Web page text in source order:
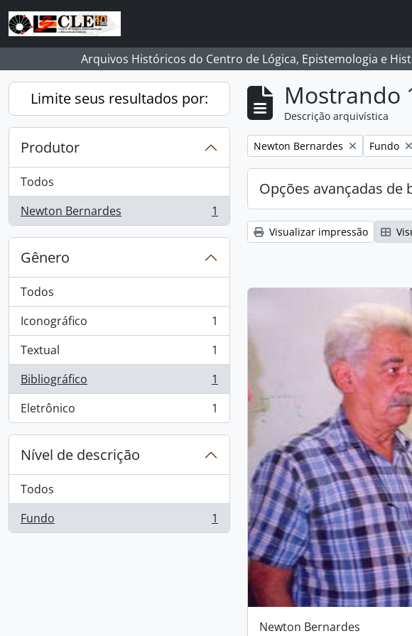
Skip to main content
Arquivos Históricos do Centro de Lógica, Epistemologia e
Limite seus resultados por:
Produtor
Todos
Newton Bernardes
, 1 resultados 1
Gênero
Todos
Iconográfico
, 1 resultados
1
Textual
, 1 resultados
1
Bibliográfico
, 1 resultados
1
Eletrônico
, 1 resultados 1
Nível de descrição
Todos
Fundo
, 1 resultados 1
Mostrando
Descrição arquivística
Remover filtro:
Newton Bernardes Remover
Fundo
Opções avançadas de
Visualizar impressão
Newton Bernardes